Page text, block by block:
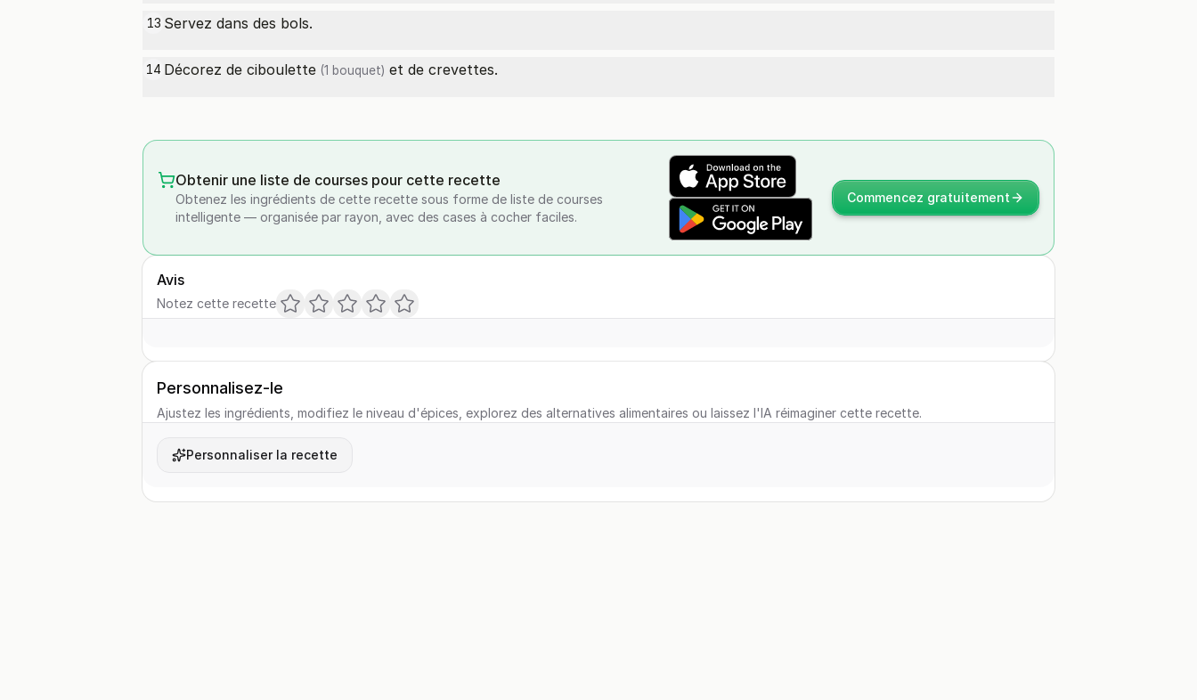
13 Servez dans des bols.
14 Décorez de ciboulette (1 bouquet) et de crevettes.
Obtenir une liste de courses pour cette recette
Obtenez les ingrédients de cette recette sous forme de liste de courses
intelligente — organisée par rayon, avec des cases à cocher faciles.
Commencez gratuitement
Avis
Notez cette recette
Personnalisez-le
Ajustez les ingrédients, modifiez le niveau d'épices, explorez des alternatives alimentaires ou laissez l'IA réimaginer cette recette.
Personnaliser la recette